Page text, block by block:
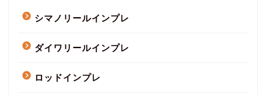
シマノリールインプレ
ダイワリールインプレ
ロッドインプレ